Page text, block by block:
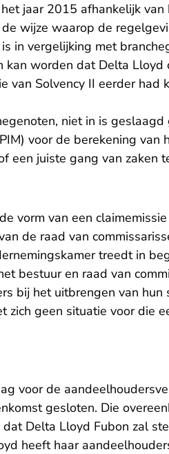
jaar 2015 afhankelijk van
wijze waarop de
in vergelijking met
kan worden dat Delta Lloyd
van Solvency II eerder had
niet in is geslaagd
voor de berekening van
een juiste gang van zaken
vorm van een
de raad van
treedt in
bestuur en raad van
bij het uitbrengen van hun
zich geen situatie voor die
voor de
gesloten. Die
Delta Lloyd Fubon zal
heeft haar